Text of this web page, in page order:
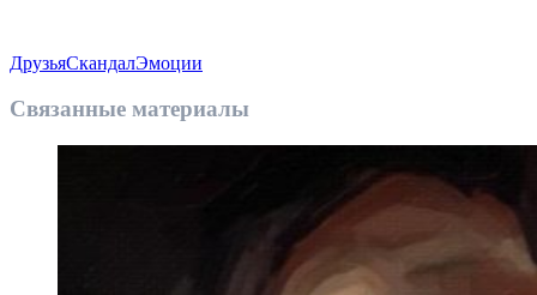
ДрузьяСкандалЭмоции
Связанные материалы